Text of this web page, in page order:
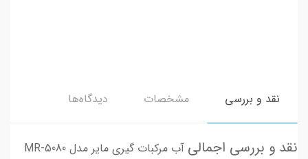
نقد و بررسی مشخصات دیدگاه‌ها
نقد و بررسی اجمالی آب مرکبات گیری مایر مدل MR-5080